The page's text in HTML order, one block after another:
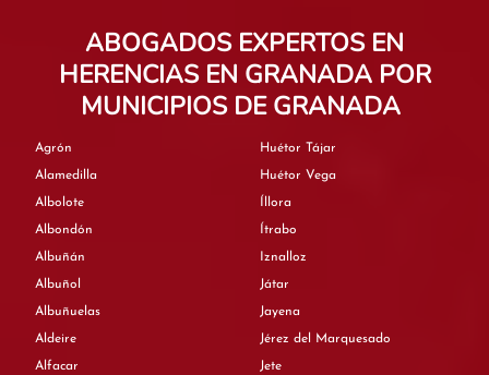
ABOGADOS EXPERTOS EN
HERENCIAS EN GRANADA POR
MUNICIPIOS DE GRANADA
Agrón
Alamedilla
Albolote
Albondón
Albuñán
Albuñol
Albuñuelas
Aldeire
Alfacar
Huétor Tájar
Huétor Vega
Íllora
Ítrabo
Iznalloz
Játar
Jayena
Jérez del Marquesado
Jete